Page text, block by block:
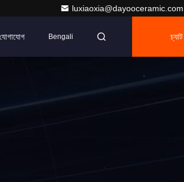
luxiaoxia@dayooceramic.com
Bengali চ্যাট